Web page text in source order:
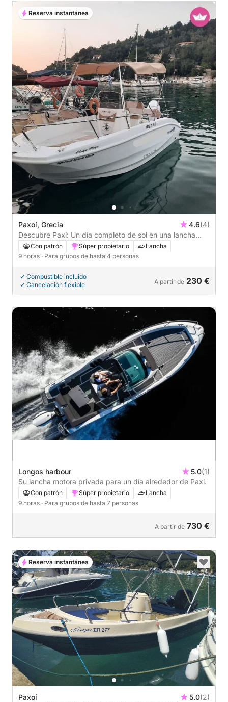
Paxoí, Grecia 4.6(4)
Descubre Paxi: Un día completo de sol en una lancha
motora.
Con patrón Súper propietario
Lancha
9 horas · Para grupos de hasta 4 personas
Combustible incluido
Cancelación flexible
A partir de 230 €
Reserva instantánea
Longos harbour 5.0(1)
Su lancha motora privada para un día alrededor de Paxi.
Con patrón Súper propietario
Lancha
9 horas · Para grupos de hasta 7 personas
A partir de 730 €
Paxoí 5.0(2)
Reserva instantánea